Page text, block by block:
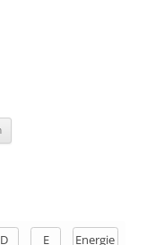
D E Energie